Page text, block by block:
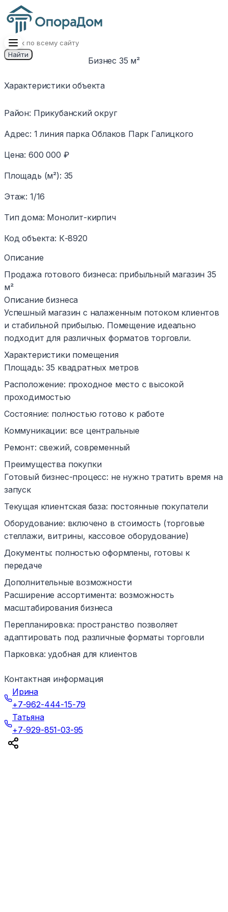
Найти
Бизнес 35 м²
недоступно
Характеристики объекта
Район: Прикубанский округ
Адрес: 1 линия пaрка Облаков Парк Галицкого
Цена: 600 000 ₽
Площадь (м²): 35
Этаж: 1/16
Тип дома: Монолит-кирпич
Код объекта: К-8920
Описание
Продажа готового бизнеса: прибыльный магазин 35
м²
Описание бизнеса
Успешный магазин с налаженным потоком клиентов
и стабильной прибылью. Помещение идеально
подходит для различных форматов торговли.
Характеристики помещения
Площадь: 35 квадратных метров
Расположение: проходное место с высокой
проходимостью
Состояние: полностью готово к работе
Коммуникации: все центральные
Ремонт: свежий, современный
Преимущества покупки
Готовый бизнес-процесс: не нужно тратить время на
запуск
Текущая клиентская база: постоянные покупатели
Оборудование: включено в стоимость (торговые
стеллажи, витрины, кассовое оборудование)
Документы: полностью оформлены, готовы к
передаче
Дополнительные возможности
Расширение ассортимента: возможность
масштабирования бизнеса
Перепланировка: пространство позволяет
адаптировать под различные форматы торговли
Парковка: удобная для клиентов
Контактная информация
Ирина
+7-962-444-15-79
Татьяна
+7-929-851-03-95